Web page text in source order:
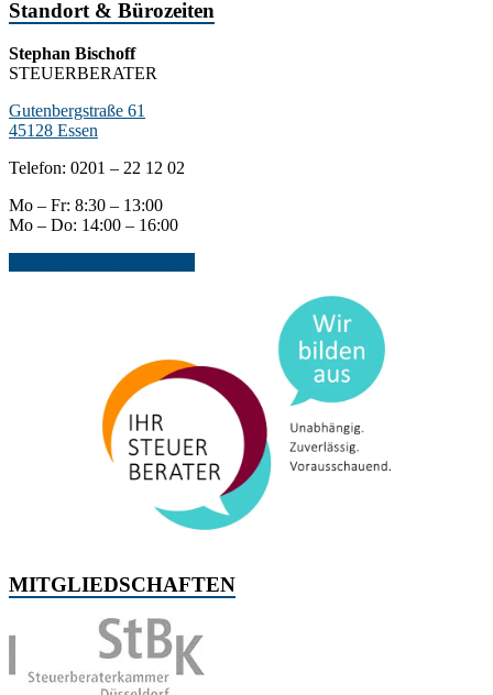
Standort & Bürozeiten
Stephan Bischoff
STEUERBERATER
Gutenbergstraße 61
45128 Essen
Telefon: 0201 – 22 12 02
Mo – Fr: 8:30 – 13:00
Mo – Do: 14:00 – 16:00
MITGLIEDSCHAFTEN